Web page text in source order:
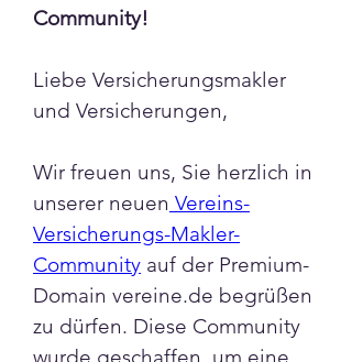
Community!
Liebe Versicherungsmakler
und Versicherungen,
Wir freuen uns, Sie herzlich in
unserer neuen Vereins-
Versicherungs-Makler-
Community auf der Premium-
Domain vereine.de begrüßen
zu dürfen. Diese Community
wurde geschaffen, um eine